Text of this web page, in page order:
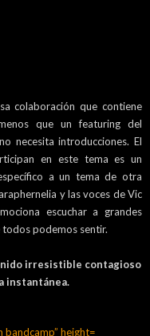
colaboración que contiene
que un featuring del
necesita introducciones. El
en este tema es un
a un tema de otra
y las voces de Vic
escuchar a grandes
podemos sentir.
irresistible contagioso
instantánea.